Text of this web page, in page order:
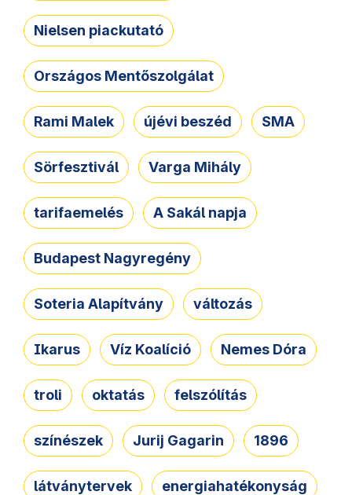
Nielsen piackutató
Országos Mentőszolgálat
Rami Malek újévi beszéd SMA
Sörfesztivál Varga Mihály
tarifaemelés A Sakál napja
Budapest Nagyregény
Soteria Alapítvány változás
Ikarus Víz Koalíció Nemes Dóra
troli oktatás felszólítás
színészek Jurij Gagarin 1896
látványtervek energiahatékonyság